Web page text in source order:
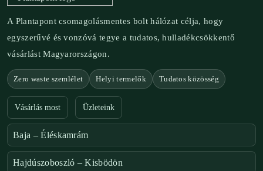
A Plantapont csomagolásmentes bolt hálózat célja, hogy
egyszerűvé és vonzóvá tegye a tudatos, hulladékcsökkentő
vásárlást Magyarországon.
Zero waste szemlélet Helyi termelők Tudatos közösség
Vásárlás most Üzleteink
Baja – Éléskamrám
Hajdúszoboszló – Kisbödön